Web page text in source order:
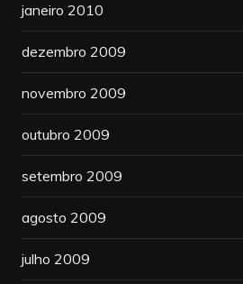
janeiro 2010
dezembro 2009
novembro 2009
outubro 2009
setembro 2009
agosto 2009
julho 2009